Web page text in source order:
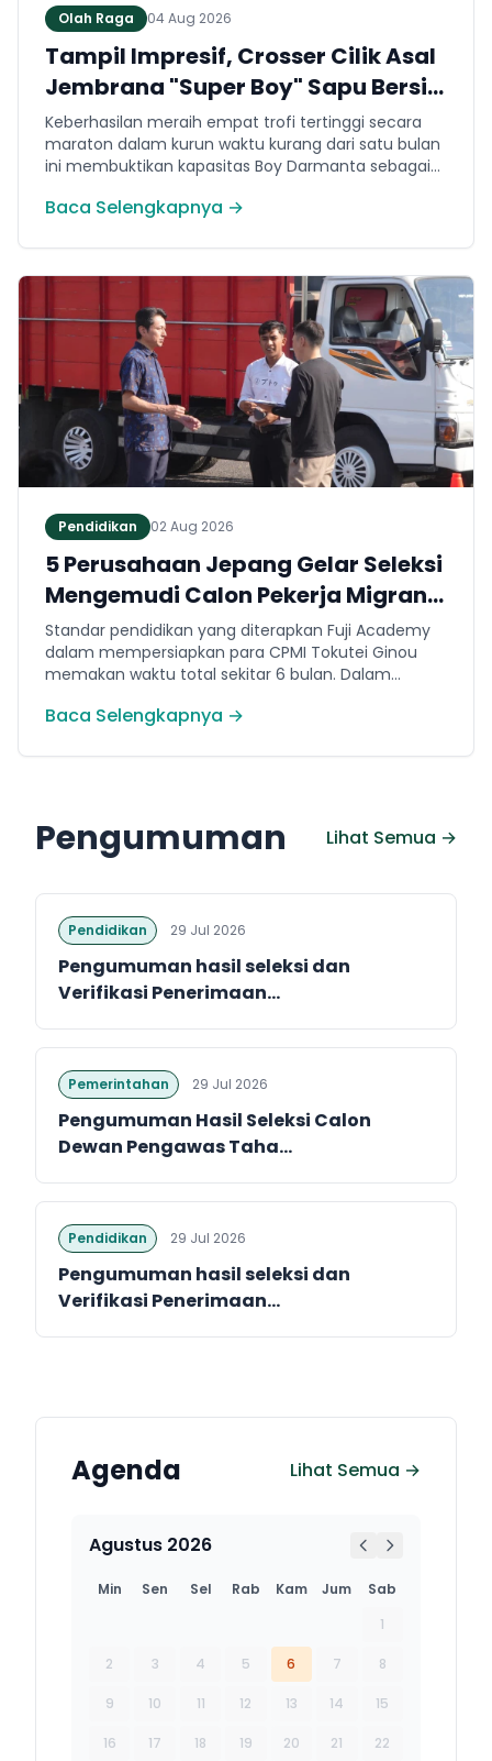
Olah Raga 04 Aug 2026
Tampil Impresif, Crosser Cilik Asal
Jembrana "Super Boy" Sapu Bersih
4 Gelar Juara Motocross 50cc di
Jawa
Keberhasilan meraih empat trofi tertinggi secara
maraton dalam kurun waktu kurang dari satu bulan
ini membuktikan kapasitas Boy Darmanta sebagai
dimiliki Jembrana di kancah motocross nasional
Baca Selengkapnya →
Pendidikan 02 Aug 2026
5 Perusahaan Jepang Gelar Seleksi
Mengemudi Calon Pekerja Migran
Jembrana
Standar pendidikan yang diterapkan Fuji Academy
dalam mempersiapkan para CPMI Tokutei Ginou
memakan waktu total sekitar 6 bulan. Dalam
menguasai sejumlah kompetensi. Seperti
(internal Fuji Academy). Sertifikasi resmi bahasa
Jepang.
Baca Selengkapnya →
Pengumuman Lihat Semua →
Pendidikan 29 Jul 2026
Pengumuman hasil seleksi dan
Verifikasi Penerimaan...
Pemerintahan 29 Jul 2026
Pengumuman Hasil Seleksi Calon
Dewan Pengawas Taha...
Pendidikan 29 Jul 2026
Pengumuman hasil seleksi dan
Verifikasi Penerimaan...
Agenda Lihat Semua →
Agustus 2026
Min Sen Sel Rab Kam Jum
Sab
1
2 3 4 5 6 7 8
9 10 11 12 13 14 15
16 17 18 19 20 21 22